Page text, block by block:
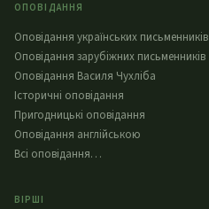
ОПОВІДАННЯ
Оповідання українських письменників
Оповідання зарубіжних письменників
Оповідання Василя Чухліба
Історичні оповідання
Пригодницькі оповідання
Оповідання англійською
Всі оповідання…
ВІРШІ